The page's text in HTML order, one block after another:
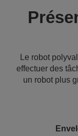
Le robot
effectuer des
un robot plus